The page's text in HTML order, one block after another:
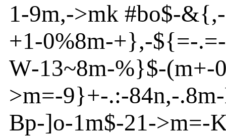
1-9m,->mk #bo$-&{,-
+1-0%8m-+},-${=-.=-
W-13~8m-%}$-(m+-
>m=-9}+-.:-84n,-.8m-
Bp-]o-1m$-21->m=-